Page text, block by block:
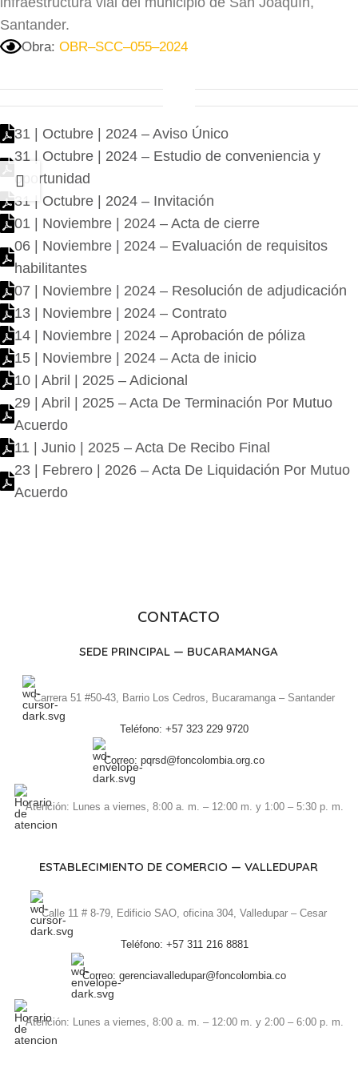
Santander.
Obra: OBR–SCC–055–2024
31 | Octubre | 2024 – Aviso Único
31 | Octubre | 2024 – Estudio de conveniencia y
oportunidad
31 | Octubre | 2024 – Invitación
01 | Noviembre | 2024 – Acta de cierre
06 | Noviembre | 2024 – Evaluación de requisitos
habilitantes
07 | Noviembre | 2024 – Resolución de adjudicación
13 | Noviembre | 2024 – Contrato
14 | Noviembre | 2024 – Aprobación de póliza
15 | Noviembre | 2024 – Acta de inicio
10 | Abril | 2025 – Adicional
29 | Abril | 2025 – Acta De Terminación Por Mutuo
Acuerdo
11 | Junio | 2025 – Acta De Recibo Final
23 | Febrero | 2026 – Acta De Liquidación Por Mutuo
Acuerdo
CONTACTO
SEDE PRINCIPAL — BUCARAMANGA
Carrera 51 #50-43, Barrio Los Cedros, Bucaramanga – Santander
Teléfono: +57 323 229 9720
Correo: pqrsd@foncolombia.org.co
Atención: Lunes a viernes, 8:00 a. m. – 12:00 m. y 1:00 – 5:30 p. m.
ESTABLECIMIENTO DE COMERCIO — VALLEDUPAR
Calle 11 # 8-79, Edificio SAO, oficina 304, Valledupar – Cesar
Teléfono: +57 311 216 8881
Correo: gerenciavalledupar@foncolombia.co
Atención: Lunes a viernes, 8:00 a. m. – 12:00 m. y 2:00 – 6:00 p. m.